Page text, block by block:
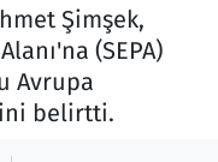
Şimşek,
(SEPA)
Avrupa
belirtti.